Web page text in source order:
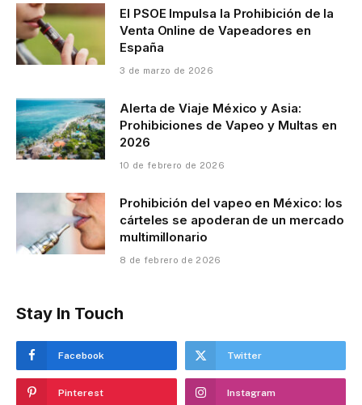
El PSOE Impulsa la Prohibición de la
Venta Online de Vapeadores en
España
3 de marzo de 2026
Alerta de Viaje México y Asia:
Prohibiciones de Vapeo y Multas en
2026
10 de febrero de 2026
Prohibición del vapeo en México: los
cárteles se apoderan de un mercado
multimillonario
8 de febrero de 2026
Stay In Touch
Facebook Twitter
Pinterest Instagram